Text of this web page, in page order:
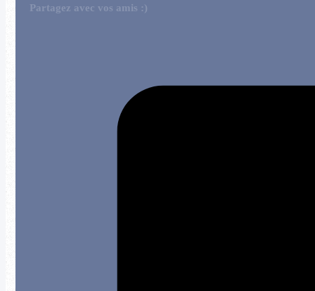
Partagez avec vos amis :)